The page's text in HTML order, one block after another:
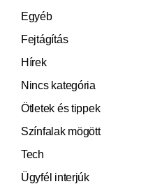
Egyéb
Fejtágítás
Hírek
Nincs kategória
Ötletek és tippek
Színfalak mögött
Tech
Ügyfél interjúk